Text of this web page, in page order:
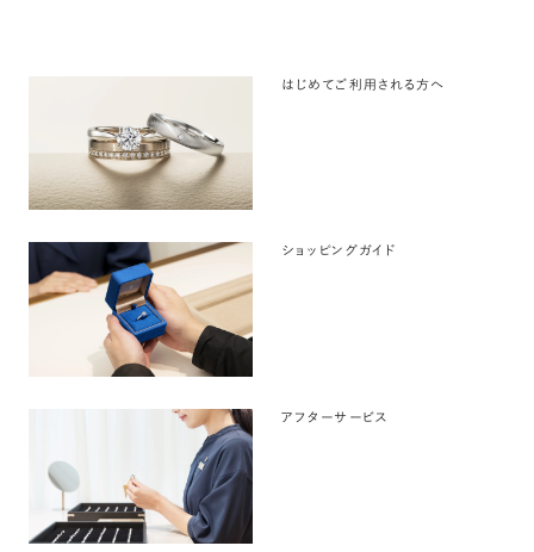
はじめてご利用される方へ
ショッピングガイド
アフターサービス